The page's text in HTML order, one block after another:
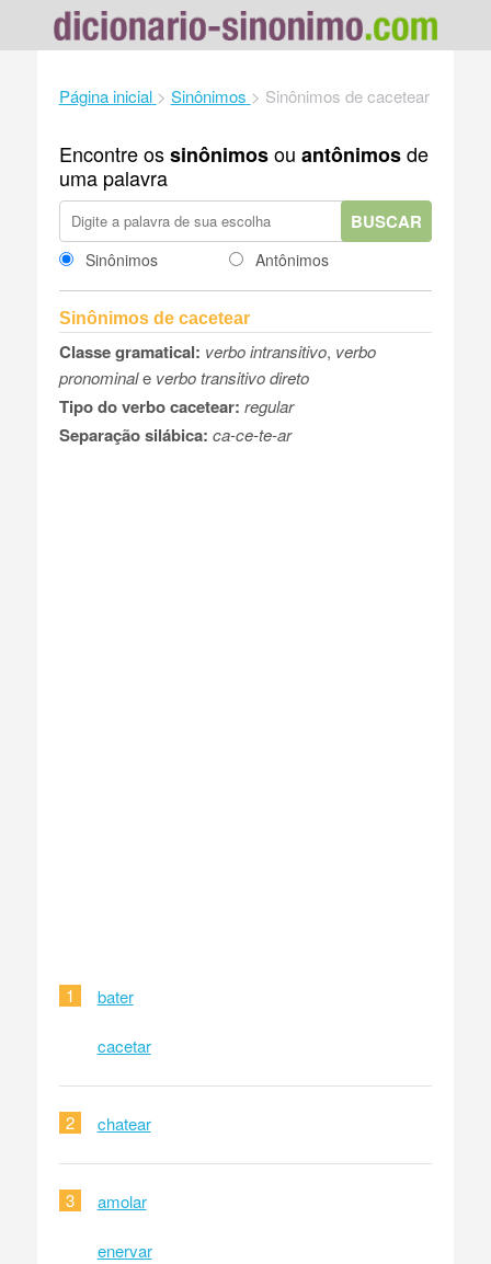
Página inicial > Sinônimos > Sinônimos de cacetear
Encontre ossinônimosou antônimosde
uma palavra
BUSCAR
Sinônimos Antônimos
Sinônimos de cacetear
Classe gramatical: verbo intransitivo, verbo
pronominale verbo transitivo direto
Tipo do verbo cacetear: regular
Separação silábica: ca-ce-te-ar
1 bater
cacetar
2 chatear
3 amolar
enervar